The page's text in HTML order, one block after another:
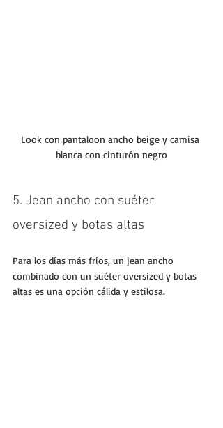
Look con pantaloon ancho beige y camisa
blanca con cinturón negro
5. Jean ancho con suéter
oversized y botas altas
Para los días más fríos, un jean ancho
combinado con un suéter oversized y botas
altas es una opción cálida y estilosa.